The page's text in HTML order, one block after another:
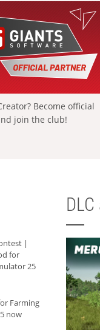
Become official
join the club!
|
for
25
Farming
now